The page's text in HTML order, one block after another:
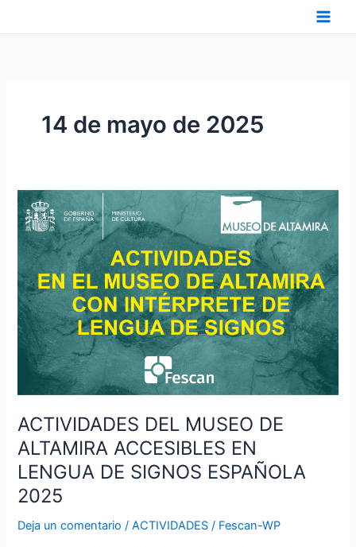
14 de mayo de 2025
ACTIVIDADES DEL MUSEO DE
ALTAMIRA ACCESIBLES EN
LENGUA DE SIGNOS ESPAÑOLA
2025
Deja un comentario /ACTIVIDADES / Fescan-WP
ACTIVIDADES
DEL
MUSEO
DE
ALTAMIRA
ACCESIBLES
EN
LENGUA
DE
SIGNOS
ESPAÑOLA